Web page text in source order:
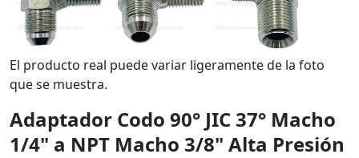
El producto real puede variar ligeramente de la foto
que se muestra.
Adaptador Codo 90° JIC 37° Macho
1/4" a NPT Macho 3/8" Alta Presión